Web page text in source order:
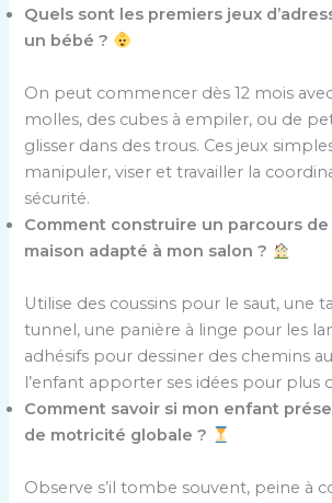
Quels sont les premiers jeux
un bébé ?
On peut commencer dès 12 mois
molles, des cubes à empiler, ou de
glisser dans des trous. Ces jeux
manipuler, viser et travailler la
sécurité.
Comment construire un parcours
maison adapté à mon salon ?
Utilise des coussins pour le saut, une
tunnel, une panière à linge pour les
adhésifs pour dessiner des chemins
l’enfant apporter ses idées pour plus
Comment savoir si mon enfant
de motricité globale ?
Observe s’il tombe souvent, peine à